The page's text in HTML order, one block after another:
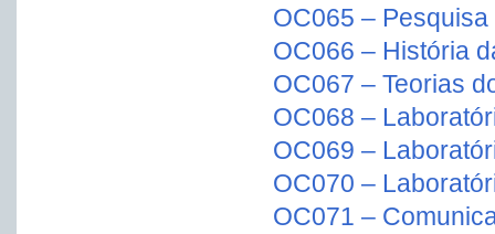
OC065 –
OC066 – História
OC067 – Teorias
OC068 –
OC069 –
OC070 –
OC071 –